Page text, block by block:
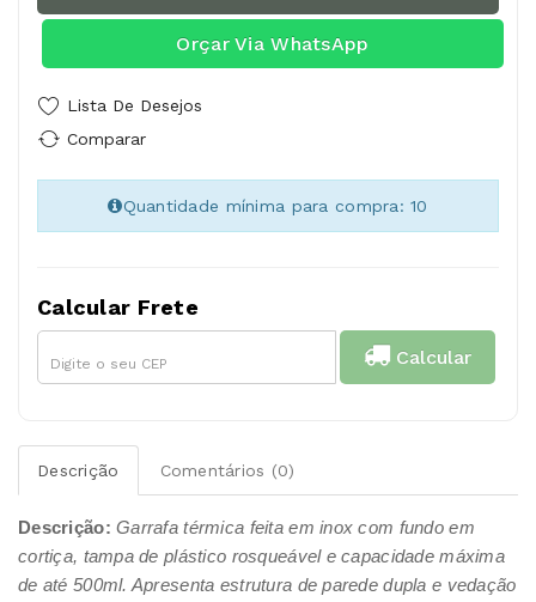
Orçar Via WhatsApp
Lista De Desejos
Comparar
Quantidade mínima para compra: 10
Calcular Frete
Calcular
Descrição Comentários (0)
Descrição:Garrafa térmica feita em inox com fundo em
cortiça, tampa de plástico rosqueável e capacidade máxima
de até 500ml. Apresenta estrutura de parede dupla e vedação